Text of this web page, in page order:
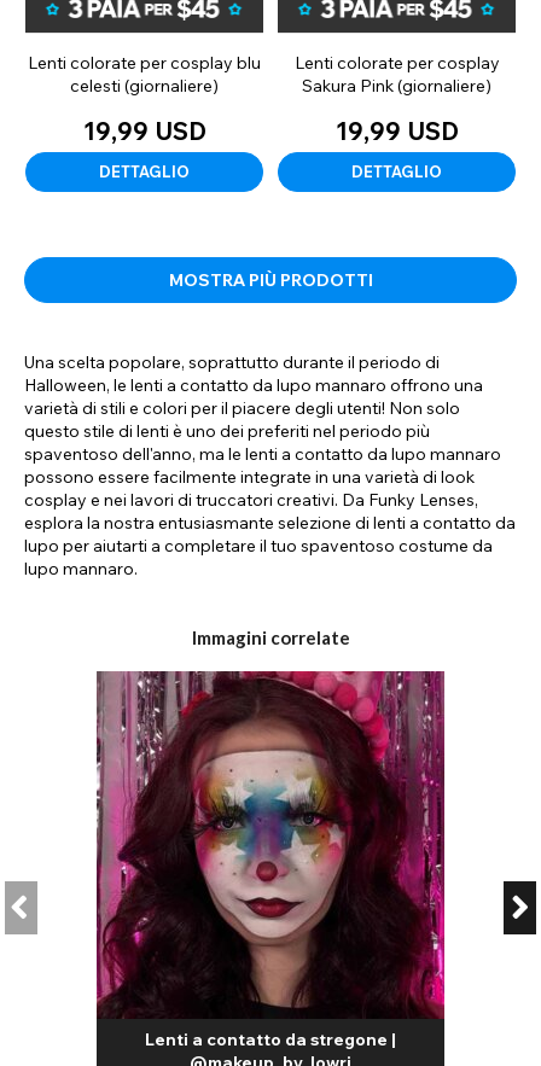
Lenti colorate per cosplay blu
celesti (giornaliere)
19,99 USD
DETTAGLIO
Lenti colorate per cosplay
Sakura Pink (giornaliere)
19,99 USD
DETTAGLIO
MOSTRA PIÙ PRODOTTI
Una scelta popolare, soprattutto durante il periodo di
Halloween, le lenti a contatto da lupo mannaro offrono una
varietà di stili e colori per il piacere degli utenti! Non solo
questo stile di lenti è uno dei preferiti nel periodo più
spaventoso dell'anno, ma le lenti a contatto da lupo mannaro
possono essere facilmente integrate in una varietà di look
cosplay e nei lavori di truccatori creativi. Da Funky Lenses,
esplora la nostra entusiasmante selezione di lenti a contatto da
lupo per aiutarti a completare il tuo spaventoso costume da
lupo mannaro.
emozionante o che tu stia pianificando la tua creazione
accessorio fantastico per molte opzioni di costume. Non solo i
design sono fantastici per dare sfogo alla creatività, ma sono
anche stati realizzati per offrire comfort durante tutta la loro
durata. Realizzate con un materiale leggero e traspirante,
scoprirai che le nostre lenti a contatto da lupo permettono
all'ossigeno di entrare facilmente in contatto con l'occhio,
mantenendolo idratato. Da Funky Lenses, siamo orgogliosi di
poter offrire ai nostri clienti lenti di alta qualità a prezzi
accessibili, completamente conformi alla FDA.
Colori delle lenti e forme delle pupille
Nella nostra collezione di lenti a contatto ispirate al lupo,
troverete diversi colori tra cui scegliere, ognuno dei quali può
apportare diversi benefici al vostro costume, come la
personalità e la scelta del personaggio. Prendetevi del tempo
mannaro alle lenti a contatto verdi da lupo mannaro! Che
Immagini correlate
Lenti a contatto da stregone |